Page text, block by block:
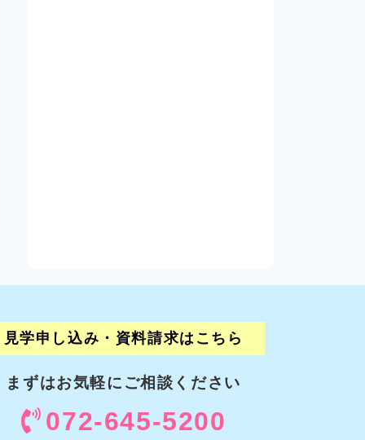
見学申し込み・資料請求はこちら
まずはお気軽に ご相談ください
072-645-5200